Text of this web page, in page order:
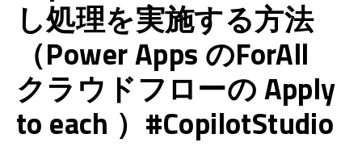
し処理を実施する方法
（Power Apps のForAll
クラウドフローの Apply
to each ）#CopilotStudio